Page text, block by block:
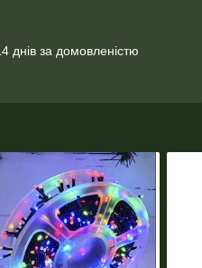
днів за домовленістю